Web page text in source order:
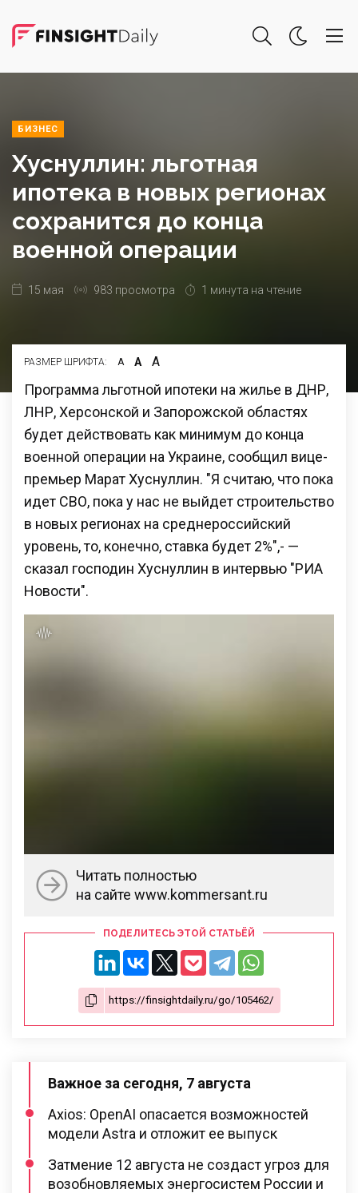
БИЗНЕС
Хуснуллин: льготная
ипотека в новых регионах
сохранится до конца
военной операции
15 мая 983 просмотра 1 минута на чтение
РАЗМЕР ШРИФТА: А А А
Программа льготной ипотеки на жилье в ДНР,
ЛНР, Херсонской и Запорожской областях
будет действовать как минимум до конца
военной операции на Украине, сообщил вице-
премьер Марат Хуснуллин. "Я считаю, что пока
идет СВО, пока у нас не выйдет строительство
в новых регионах на среднероссийский
уровень, то, конечно, ставка будет 2%",- —
сказал господин Хуснуллин в интервью "РИА
Новости".
Читать полностью
на сайте www.kommersant.ru
ПОДЕЛИТЕСЬ ЭТОЙ СТАТЬЁЙ
Важное за сегодня, 7 августа
Axios: OpenAI опасается возможностей
модели Astra и отложит ее выпуск
Затмение 12 августа не создаст угроз для
возобновляемых энергосистем России и